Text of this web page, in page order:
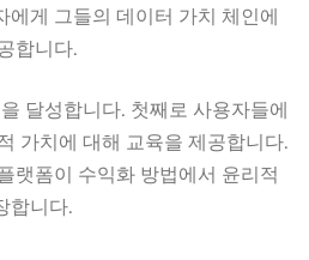
에게 그들의 데이터 가치 체인에
합니다.
달성합니다. 첫째로 사용자들에
가치에 대해 교육을 제공합니다.
랫폼이 수익화 방법에서 윤리적
합니다.